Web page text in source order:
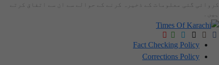
گئی معلومات کے ذخیرہ کرنے کے حوالے سے ان سے اتفاق کرتے
Fact Checking Policy
Corrections Policy